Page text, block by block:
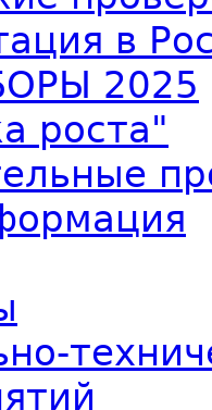
в
2025
роста"